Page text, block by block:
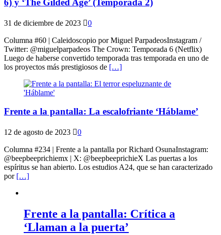
6) y ‘The Gilded Age’ (Temporada 2)
31 de diciembre de 2023 0
Columna #60 | Caleidoscopio por Miguel ParpadeosInstagram /
Twitter: @miguelparpadeos The Crown: Temporada 6 (Netflix)
Luego de haberse convertido temporada tras temporada en uno de
los proyectos más prestigiosos de […]
Frente a la pantalla: La escalofriante ‘Háblame’
12 de agosto de 2023 0
Columna #234 | Frente a la pantalla por Richard OsunaInstagram:
@beepbeeprichiemx | X: @beepbeeprichieX Las puertas a los
espíritus se han abierto. Los estudios A24, que se han caracterizado
por […]
Frente a la pantalla: Crítica a
‘Llaman a la puerta’